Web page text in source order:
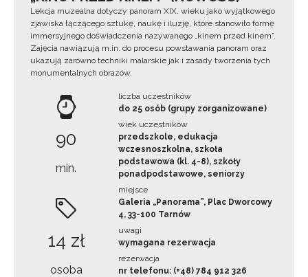
Lekcja muzealna dotyczy panoram XIX. wieku jako wyjątkowego
zjawiska łączącego sztukę, naukę i iluzję, które stanowiło formę
immersyjnego doświadczenia nazywanego „kinem przed kinem”.
Zajęcia nawiązują m.in. do procesu powstawania panoram oraz
ukazują zarówno techniki malarskie jak i zasady tworzenia tych
monumentalnych obrazów.
90
min.
14 zł
osoba
liczba uczestników
do 25 osób (grupy zorganizowane)
wiek uczestników
przedszkole, edukacja
wczesnoszkolna, szkoła
podstawowa (kl. 4-8), szkoły
ponadpodstawowe, seniorzy
miejsce
Galeria „Panorama”, Plac Dworcowy
4, 33-100 Tarnów
uwagi
wymagana rezerwacja
rezerwacja
nr telefonu: (+48) 784 912 326